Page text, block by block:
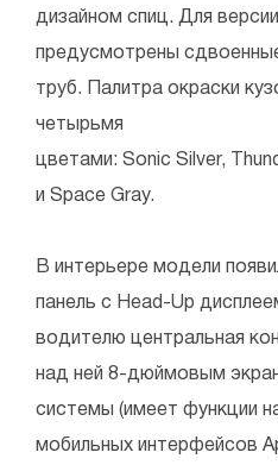
дизайном спиц. Для
предусмотрены
труб. Палитра окраски
четырьмя
цветами: Sonic Silver,
и Space Gray.
В интерьере модели
панель с Head-Up
водителю центральная
над ней 8-дюймовым
системы (имеет функции
мобильных интерфейсов